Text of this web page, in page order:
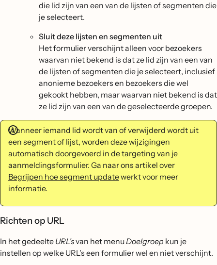
die lid zijn van een van de lijsten of segmenten die
je selecteert.
Sluit deze lijsten en segmenten uit
Het formulier verschijnt alleen voor bezoekers
waarvan niet bekend is dat ze lid zijn van een van
de lijsten of segmenten die je selecteert, inclusief
anonieme bezoekers en bezoekers die wel
gekookt hebben, maar waarvan niet bekend is dat
ze lid zijn van een van de geselecteerde groepen.
Wanneer iemand lid wordt van of verwijderd wordt uit
een segment of lijst, worden deze wijzigingen
automatisch doorgevoerd in de targeting van je
aanmeldingsformulier. Ga naar ons artikel over
Begrijpen hoe segment updatewerkt voor meer
informatie.
Richten op URL
In het gedeelte URL'svan het menuDoelgroep kun je
instellen op welke URL's een formulier wel en niet verschijnt.